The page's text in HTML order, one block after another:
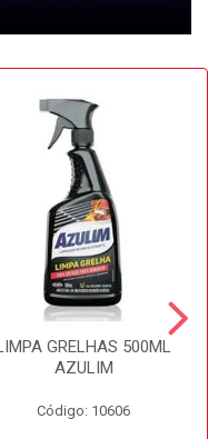
GRELHAS 500ML
AZULIM
Código: 10606